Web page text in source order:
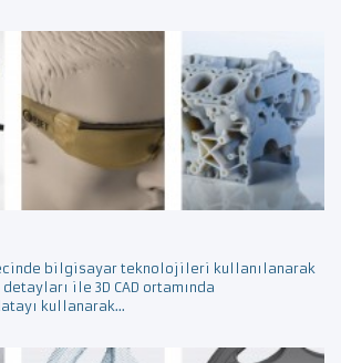
bilgisayar teknolojileri kullanılanarak
ile 3D CAD ortamında
kullanarak...